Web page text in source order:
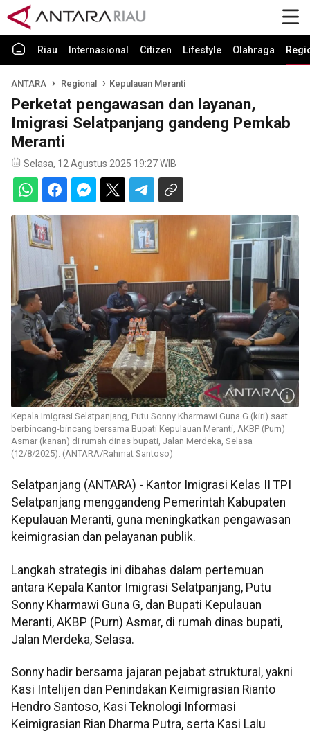
Riau Internasional Citizen Lifestyle Olahraga
ANTARA Regional Kepulauan Meranti
Perketat pengawasan dan layanan,
Imigrasi Selatpanjang gandeng Pemkab
Meranti
Selasa, 12 Agustus 2025 19:27 WIB
Kepala Imigrasi Selatpanjang, Putu Sonny Kharmawi Guna G (kiri) saat
berbincang-bincang bersama Bupati Kepulauan Meranti, AKBP (Purn)
Asmar (kanan) di rumah dinas bupati, Jalan Merdeka, Selasa
(12/8/2025). (ANTARA/Rahmat Santoso)
Selatpanjang (ANTARA) - Kantor Imigrasi Kelas II TPI
Selatpanjang menggandeng Pemerintah Kabupaten
Kepulauan Meranti, guna meningkatkan pengawasan
keimigrasian dan pelayanan publik.
Langkah strategis ini dibahas dalam pertemuan
antara Kepala Kantor Imigrasi Selatpanjang, Putu
Sonny Kharmawi Guna G, dan Bupati Kepulauan
Meranti, AKBP (Purn) Asmar, di rumah dinas bupati,
Jalan Merdeka, Selasa.
Sonny hadir bersama jajaran pejabat struktural, yakni
Kasi Intelijen dan Penindakan Keimigrasian Rianto
Hendro Santoso, Kasi Teknologi Informasi
Keimigrasian Rian Dharma Putra, serta Kasi Lalu